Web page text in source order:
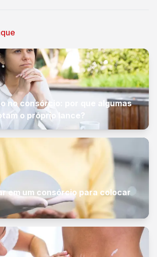
no consórcio: por que algumas
o próprio lance?
em um consórcio para colocar